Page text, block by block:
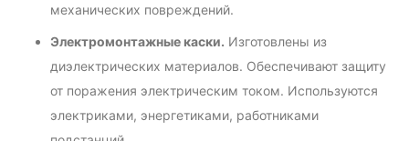
механических повреждений.
Электромонтажные каски. Изготовлены из
диэлектрических материалов. Обеспечивают защиту
от поражения электрическим током. Используются
электриками, энергетиками, работниками